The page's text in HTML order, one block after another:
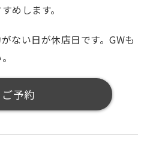
めします。
ない日が休店日です。GWも
ご予約